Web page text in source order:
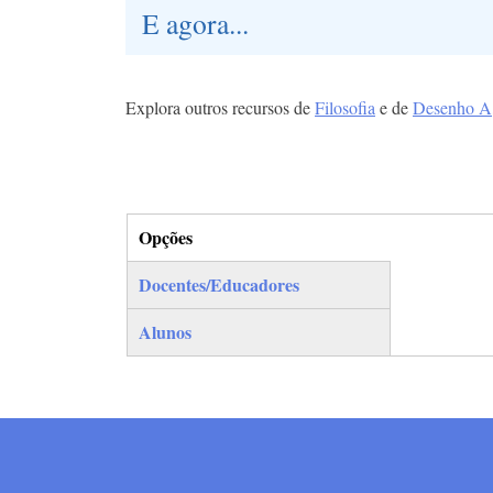
E agora...
Explora outros recursos deFilosofia e deDesenho A
Opções
(separador ativo)
Docentes/Educadores
Alunos